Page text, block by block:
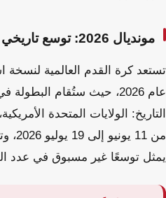
مونديال 2026: توسع تاريخي
تستعد كرة القدم العالمية لنسخة
عام 2026، حيث ستُقام
التاريخ: الولايات المتحدة
يمثل توسعًا غير مسبوق في عدد